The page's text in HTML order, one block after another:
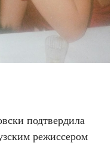
подтвердила
режиссером